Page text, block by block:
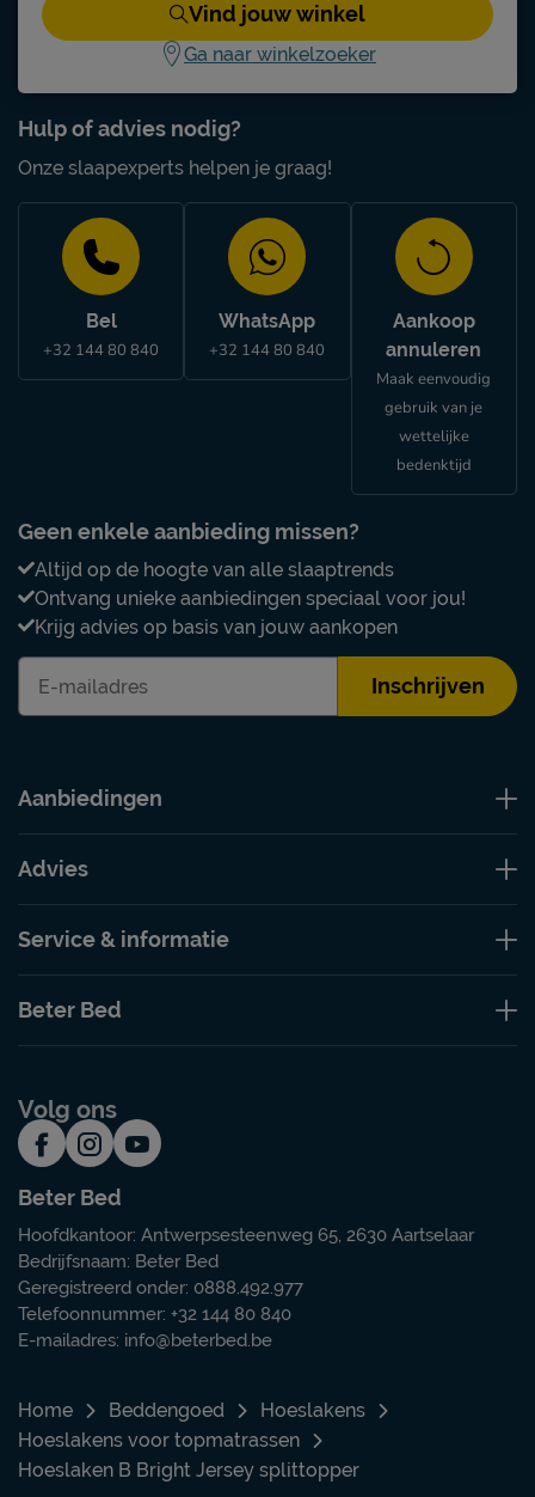
Hulp of advies nodig?
Onze slaapexperts helpen je graag!
Bel
+32 144 80 840
WhatsApp
+32 144 80 840
Aankoop
annuleren
Maak eenvoudig
gebruik van je
wettelijke
bedenktijd
Geen enkele aanbieding missen?
Altijd op de hoogte van alle slaaptrends
Ontvang unieke aanbiedingen speciaal voor jou!
Krijg advies op basis van jouw aankopen
Inschrijven
Vind jouw winkel
Ga naar winkelzoeker
Aanbiedingen
Advies
Service & informatie
Beter Bed
Volg ons
Beter Bed
Hoofdkantoor: Antwerpsesteenweg 65, 2630 Aartselaar
Bedrijfsnaam: Beter Bed
Geregistreerd onder: 0888.492.977
Telefoonnummer: +32 144 80 840
E-mailadres: info@beterbed.be
Home Beddengoed
Hoeslakens
Hoeslakens voor topmatrassen
Hoeslaken B Bright Jersey splittopper